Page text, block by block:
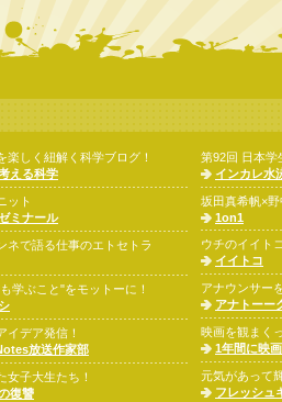
楽しく紐解く科学ブログ！
える科学
ット
ミナール
ネで語る仕事のエトセトラ
学ぶこと"をモットーに！
イデア発信！
放送作家部
女子大生たち！
復讐
第92回 日本学
インカレ水
坂田真希帆×野
1on1
ウチのイイト
イイトコ
アナウンサー
アナトーー
映画を観まく
1年間に映
元気があって
フレッシュ